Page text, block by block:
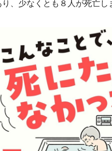
、少なくとも８人が死亡し